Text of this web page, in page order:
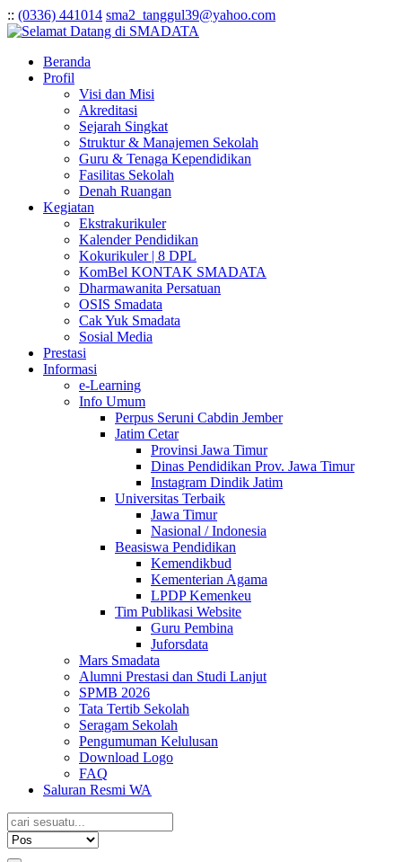
:: (0336) 441014 sma2_tanggul39@yahoo.com
Beranda
Profil
Visi dan Misi
Akreditasi
Sejarah Singkat
Struktur & Manajemen Sekolah
Guru & Tenaga Kependidikan
Fasilitas Sekolah
Denah Ruangan
Kegiatan
Ekstrakurikuler
Kalender Pendidikan
Kokurikuler | 8 DPL
KomBel KONTAK SMADATA
Dharmawanita Persatuan
OSIS Smadata
Cak Yuk Smadata
Sosial Media
Prestasi
Informasi
e-Learning
Info Umum
Perpus Seruni Cabdin Jember
Jatim Cetar
Provinsi Jawa Timur
Dinas Pendidikan Prov. Jawa Timur
Instagram Dindik Jatim
Universitas Terbaik
Jawa Timur
Nasional / Indonesia
Beasiswa Pendidikan
Kemendikbud
Kementerian Agama
LPDP Kemenkeu
Tim Publikasi Website
Guru Pembina
Juforsdata
Mars Smadata
Alumni Prestasi dan Studi Lanjut
SPMB 2026
Tata Tertib Sekolah
Seragam Sekolah
Pengumuman Kelulusan
Download Logo
FAQ
Saluran Resmi WA